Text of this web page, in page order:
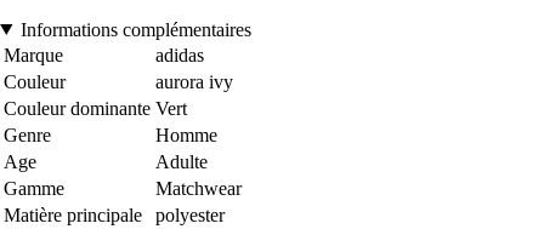
Informations complémentaires
Marque
adidas
Couleur
aurora ivy
Couleur dominante Vert
Genre
Homme
Age
Adulte
Gamme
Matchwear
Matière principale
polyester